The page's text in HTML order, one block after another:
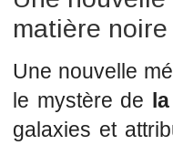
matière noire
Une nouvelle
le mystère de
galaxies et